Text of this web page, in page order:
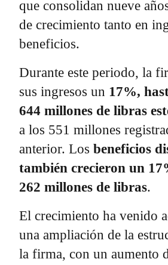
que consolidan nueve
de crecimiento tanto en
beneficios.
Durante este periodo, la
sus ingresos un 17%,
644 millones de libras
a los 551 millones
anterior. Los beneficios
también crecieron un
262 millones de libras.
El crecimiento ha venido
una ampliación de la
la firma, con un aumento